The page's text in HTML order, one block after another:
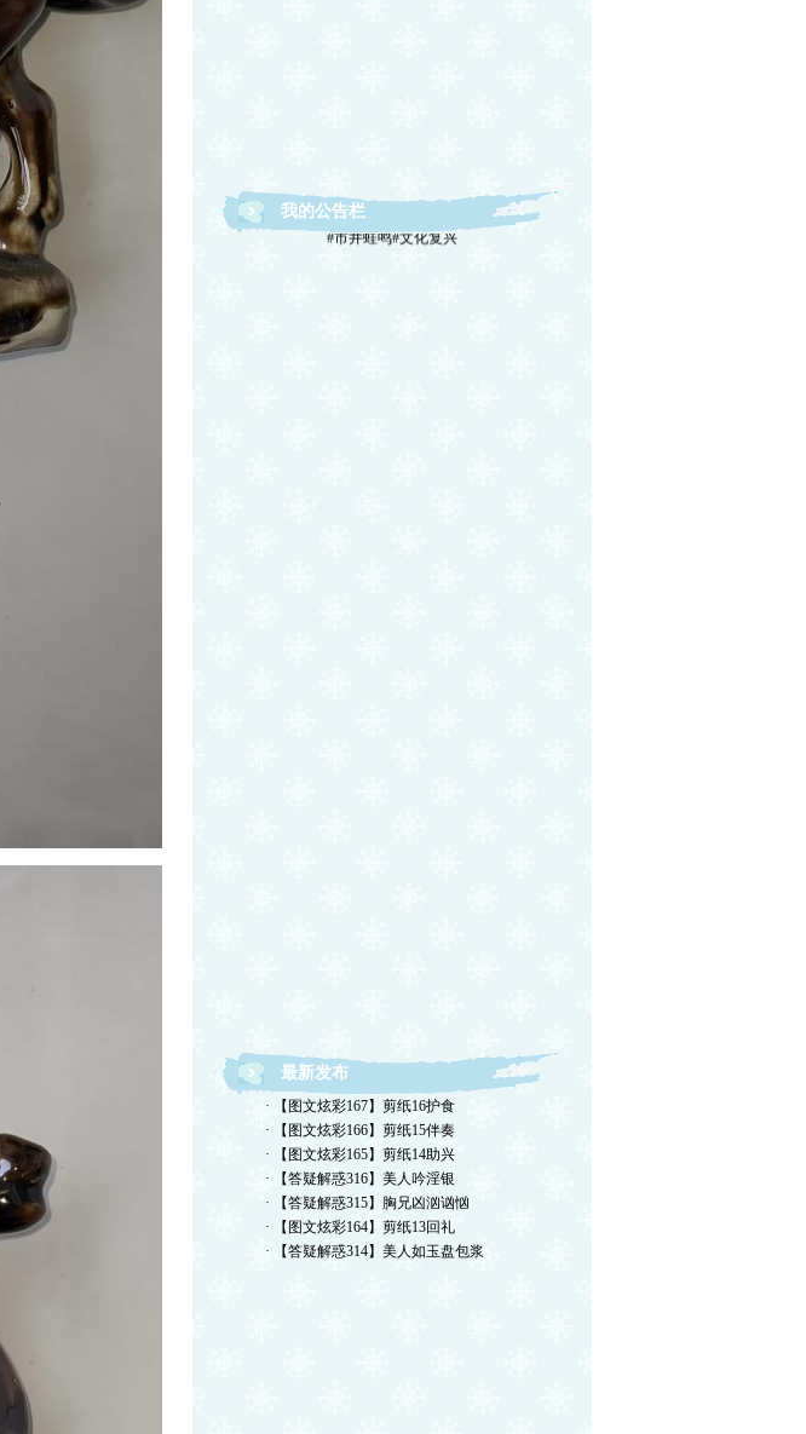
我的公告栏#市井蛙鸣#文化复兴
最新发布
· 【图文炫彩167】剪纸16护食
· 【图文炫彩166】剪纸15伴奏
· 【图文炫彩165】剪纸14助兴
· 【答疑解惑316】美人吟淫银
· 【答疑解惑315】胸兄凶汹讻忷
· 【图文炫彩164】剪纸13回礼
· 【答疑解惑314】美人如玉盘包浆